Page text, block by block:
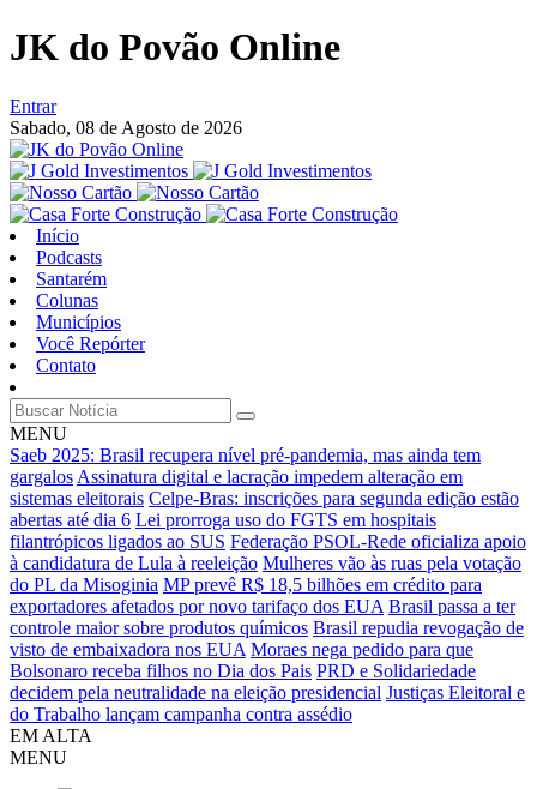
JK do Povão Online
Entrar
Sabado, 08 de Agosto de 2026
Início
Podcasts
Santarém
Colunas
Municípios
Você Repórter
Contato
MENU
Saeb 2025: Brasil recupera nível pré-pandemia, mas ainda tem
gargalos Assinatura digital e lacração impedem alteração em
sistemas eleitorais Celpe-Bras: inscrições para segunda edição estão
abertas até dia 6 Lei prorroga uso do FGTS em hospitais
filantrópicos ligados ao SUS Federação PSOL-Rede oficializa apoio
à candidatura de Lula à reeleição Mulheres vão às ruas pela votação
do PL da Misoginia MP prevê R$ 18,5 bilhões em crédito para
exportadores afetados por novo tarifaço dos EUA Brasil passa a ter
controle maior sobre produtos químicos Brasil repudia revogação de
visto de embaixadora nos EUA Moraes nega pedido para que
Bolsonaro receba filhos no Dia dos Pais PRD e Solidariedade
decidem pela neutralidade na eleição presidencial Justiças Eleitoral e
do Trabalho lançam campanha contra assédio
EM ALTA
MENU